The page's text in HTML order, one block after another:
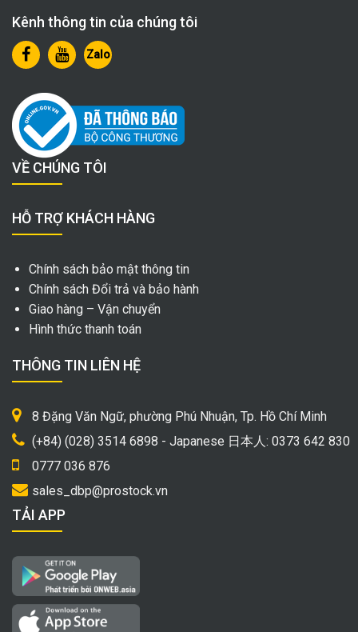
Kênh thông tin của chúng tôi
Zalo
VỀ CHÚNG TÔI
HỖ TRỢ KHÁCH HÀNG
Chính sách bảo mật thông tin
Chính sách Đổi trả và bảo hành
Giao hàng – Vận chuyển
Hình thức thanh toán
THÔNG TIN LIÊN HỆ
8 Đặng Văn Ngữ, phường Phú Nhuận, Tp. Hồ Chí Minh
(+84) (028) 3514 6898 - Japanese 日本人: 0373 642 830
0777 036 876
sales_dbp@prostock.vn
TẢI APP